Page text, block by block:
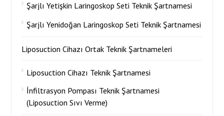
Şarjlı Yetişkin Laringoskop Seti Teknik Şartnamesi
Şarjlı Yenidoğan Laringoskop Seti Teknik Şartnamesi
Liposuction Cihazı Ortak Teknik Şartnameleri
Liposuction Cihazı Teknik Şartnamesi
İnfiltrasyon Pompası Teknik Şartnamesi
(Liposuction Sıvı Verme)